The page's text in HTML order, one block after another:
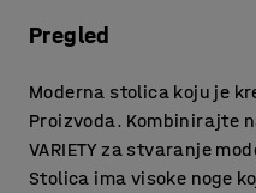
Pregled
Moderna stolica koju je
Proizvoda. Kombinirajte
VARIETY za stvaranje
Stolica ima visoke noge